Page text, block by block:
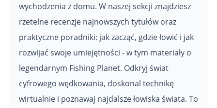
wychodzenia z domu. W naszej sekcji znajdziesz
rzetelne recenzje najnowszych tytułów oraz
praktyczne poradniki: jak zacząć, gdzie łowić i jak
rozwijać swoje umiejętności - w tym materiały o
legendarnym Fishing Planet. Odkryj świat
cyfrowego wędkowania, doskonal technikę
wirtualnie i poznawaj najdalsze łowiska świata. To